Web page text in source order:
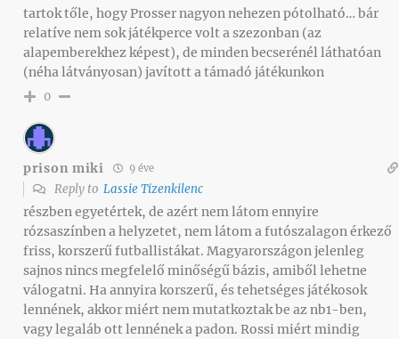
tartok tőle, hogy Prosser nagyon nehezen pótolható… bár
relatíve nem sok játékperce volt a szezonban (az
alapemberekhez képest), de minden becserénél láthatóan
(néha látványosan) javított a támadó játékunkon
0
prison miki 9 éve
Reply to Lassie Tizenkilenc
részben egyetértek, de azért nem látom ennyire
rózsaszínben a helyzetet, nem látom a futószalagon érkező
friss, korszerű futballistákat. Magyarországon jelenleg
sajnos nincs megfelelő minőségű bázis, amiből lehetne
válogatni. Ha annyira korszerű, és tehetséges játékosok
lennének, akkor miért nem mutatkoztak be az nb1-ben,
vagy legaláb ott lennének a padon. Rossi miért mindig